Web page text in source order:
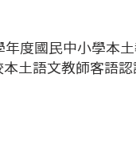
年度國民中小學本
本土語文教師客語